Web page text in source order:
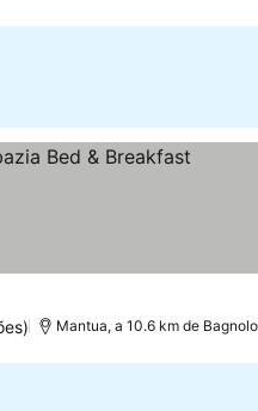
Mantua, a 10.6 km de